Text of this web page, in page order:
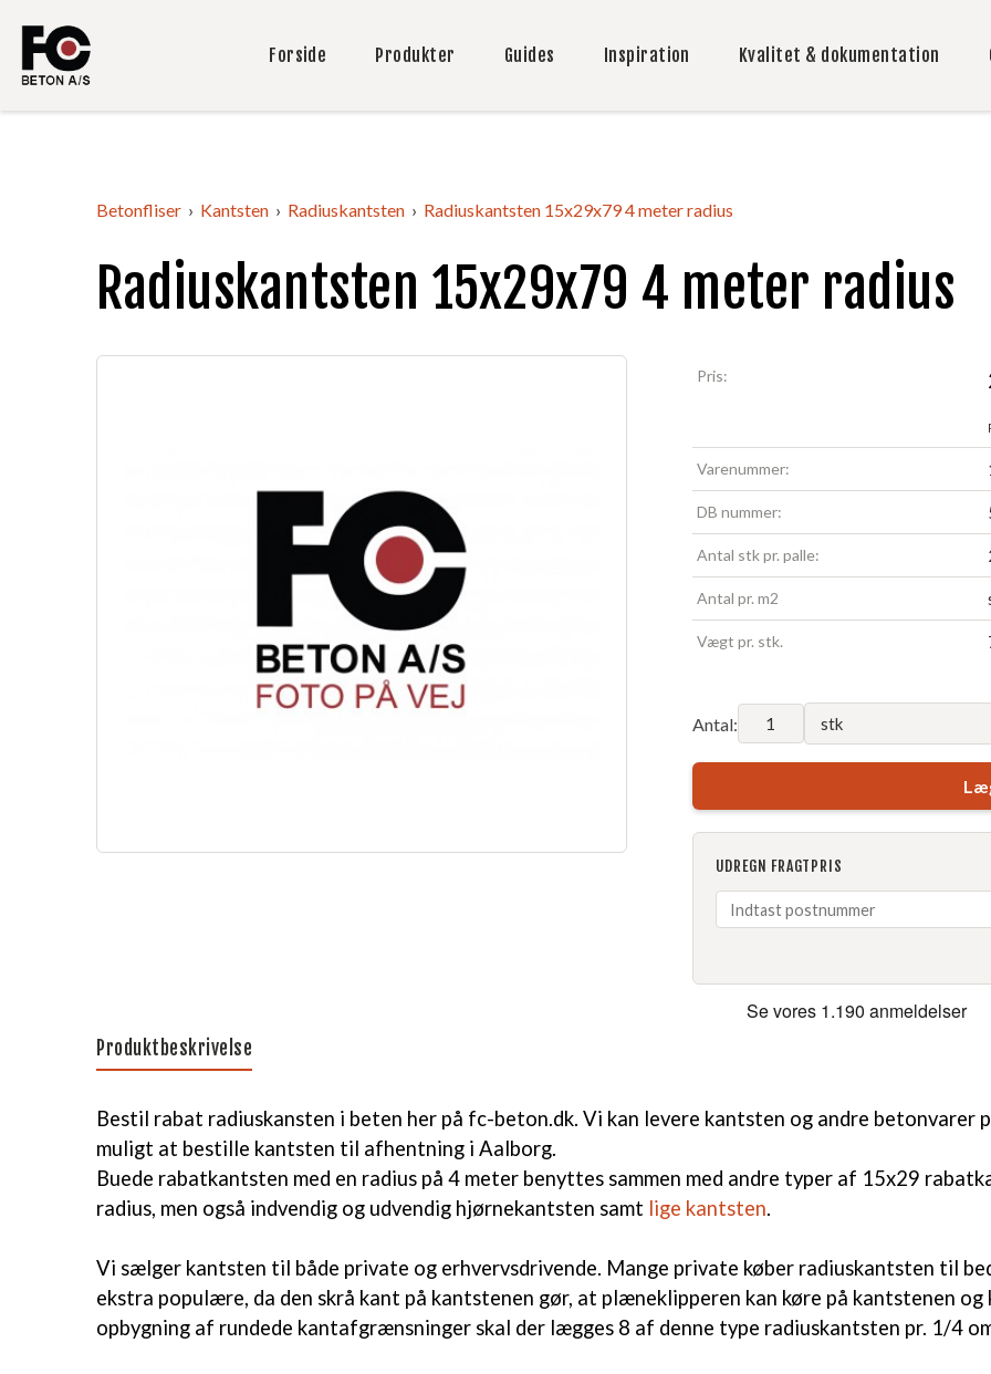
Forside Produkter Guides Inspiration Kvalitet & dokumentation
Betonfliser Kantsten Radiuskantsten Radiuskantsten 15x29x79 4 meter radius
Radiuskantsten 15x29x79 4 meter radius
Pris:
Varenummer:
DB nummer:
Antal stk pr. palle:
Antal pr. m2
Vægt pr. stk.
Antal:
UDREGN FRAGTPRIS
Produktbeskrivelse
Bestil rabat radiuskansten i beten her på fc-beton.dk. Vi kan levere kantsten og andre betonvarer
muligt at bestille kantsten til afhentning i Aalborg.
Buede rabatkantsten med en radius på 4 meter benyttes sammen med andre typer af 15x29
radius, men også indvendig og udvendig hjørnekantsten samt lige kantsten.
Vi sælger kantsten til både private og erhvervsdrivende. Mange private køber radiuskantsten til
ekstra populære, da den skrå kant på kantstenen gør, at plæneklipperen kan køre på kantstenen
opbygning af rundede kantafgrænsninger skal der lægges 8 af denne type radiuskantsten pr. 1/4